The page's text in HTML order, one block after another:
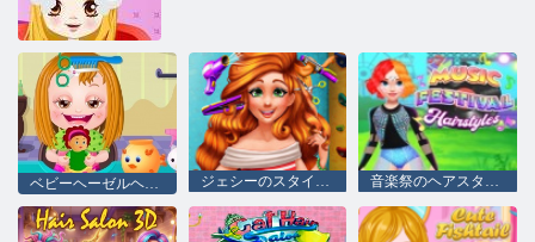
ベビーヘーゼルヘアケア ジェシーのスタイリッシュなリアルヘアカット 音楽祭のヘアスタイル